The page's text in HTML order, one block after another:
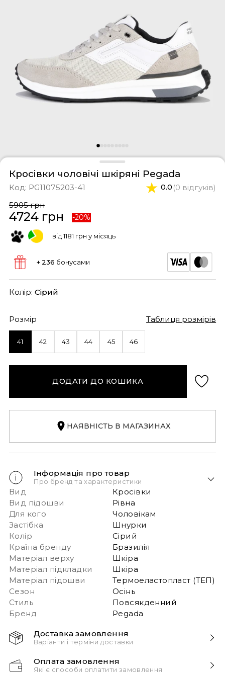
костюми
Кросівки чоловічі шкіряні Pegada
Код: PG11075203-41 0.0 (0 відгуків)
5905 грн
4724 грн -20%
від 1181 грн у місяць
+ 236 бонусами
Колір: Сірий
Розмір Таблиця розмірів
41 42 43 44 45 46
ДОДАТИ ДО КОШИКА
НАЯВНІСТЬ В МАГАЗИНАХ
Інформація про товар
Про бренд та характеристики
Вид
Кросівки
Вид підошви
Рівна
Для кого
Чоловікам
Застібка
Шнурки
Колір
Сірий
Країна бренду
Бразилія
Матеріал верху
Шкіра
Матеріал підкладки
Шкіра
Матеріал підошви
Термоеластопласт (ТЕП)
Сезон
Осінь
Стиль
Повсякденний
Бренд
Pegada
Доставка замовлення
Варіанти і терміни доставки
моменту замовлення!
Оплата замовлення
Які є способи оплатити замовлення